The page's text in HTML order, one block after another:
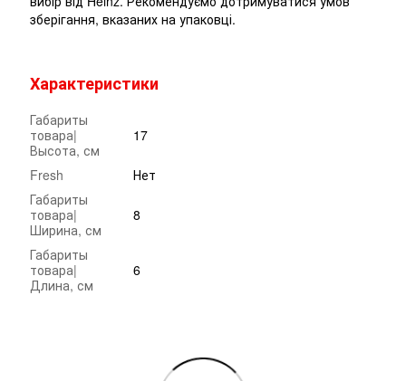
зберігання, вказаних на упаковці.
Характеристики
Габариты
товара|
Высота, см
17
Fresh
Нет
Габариты
товара|
Ширина, см
8
Габариты
товара|
Длина, см
6